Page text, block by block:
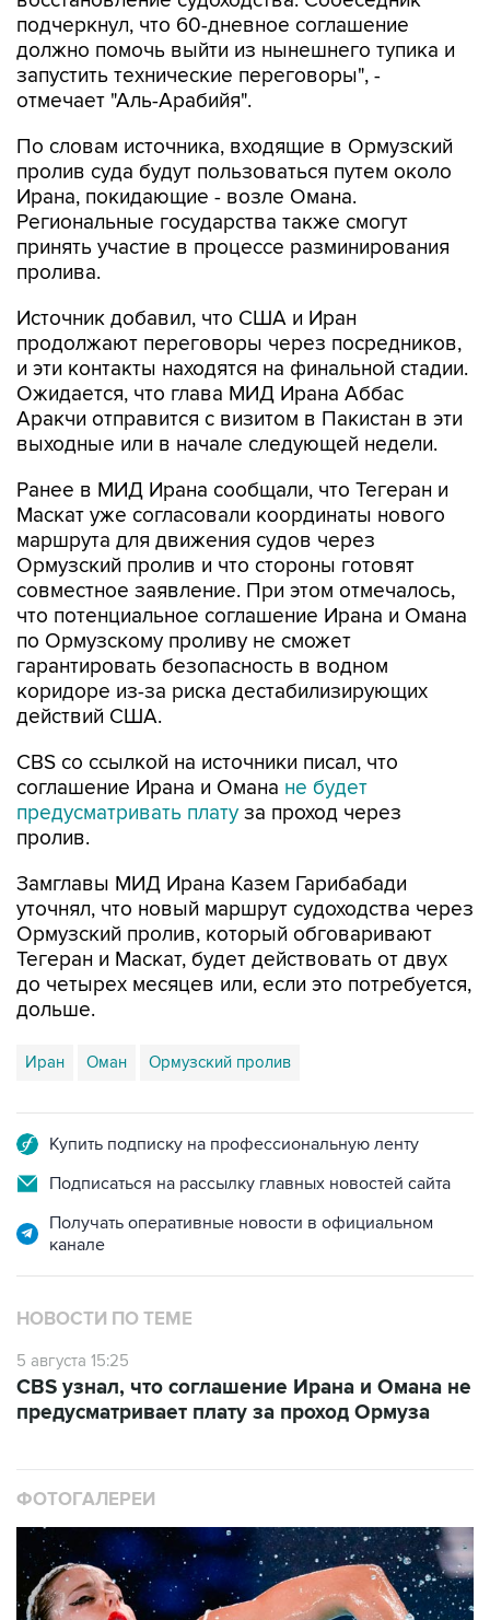
запустить технические переговоры", -
отмечает "Аль-Арабийя".
По словам источника, входящие в Ормузский
Ирана, покидающие - возле Омана.
Региональные государства также смогут
принять участие в процессе разминирования
пролива.
Источник добавил, что США и Иран
и эти контакты находятся на финальной стадии.
Ожидается, что глава МИД Ирана Аббас
Аракчи отправится с визитом в Пакистан в эти
выходные или в начале следующей недели.
Ранее в МИД Ирана сообщали, что Тегеран и
маршрута для движения судов через
Ормузский пролив и что стороны готовят
совместное заявление. При этом отмечалось,
что потенциальное соглашение Ирана и Омана
по Ормузскому проливу не сможет
гарантировать безопасность в водном
коридоре из-за риска дестабилизирующих
действий США.
CBS со ссылкой на источники писал, что
предусматривать платуза проход через
пролив.
Замглавы МИД Ирана Казем Гарибабади
Ормузский пролив, который обговаривают
Тегеран и Маскат, будет действовать от двух
до четырех месяцев или, если это потребуется,
дольше.
Иран Оман
Подписаться на рассылку главных новостей сайта
Получать оперативные новости в официальном
НОВОСТИ ПО ТЕМЕ
5 августа 15:25
предусматривает плату за проход Ормуза